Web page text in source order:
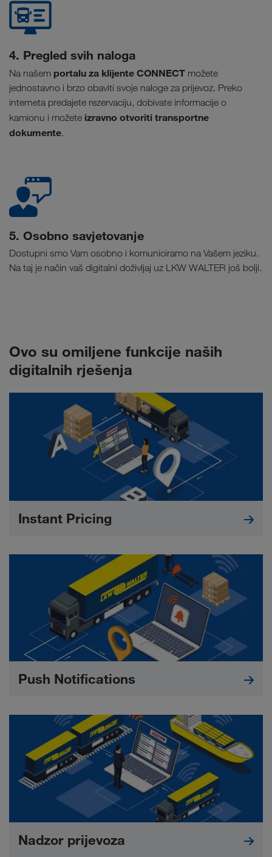
4. Pregled svih naloga
Na našem portalu za klijente CONNECT možete
jednostavno i brzo obaviti svoje naloge za prijevoz. Preko
interneta predajete rezervaciju, dobivate informacije o
kamionu i možete izravno otvoriti transportne
dokumente.
5. Osobno savjetovanje
Dostupni smo Vam osobno i komuniciramo na Vašem jeziku.
Na taj je način vaš digitalni doživljaj uz LKW WALTER još bolji.
Ovo su omiljene funkcije naših
digitalnih rješenja
Instant Pricing
Push Notifications
Nadzor prijevoza